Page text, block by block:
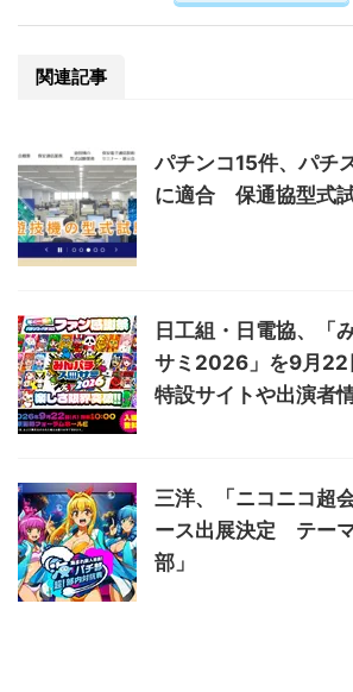
関連記事
パチンコ15件、パチ
に適合 保通協型式
日工組・日電協、「
サミ2026」を9月
特設サイトや出演者
三洋、「ニコニコ超
ース出展決定 テー
部」